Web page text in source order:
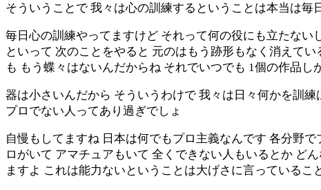
そういうことで 我々は心の訓練するということは本当は毎
毎日心の訓練やってますけど それって何の役にも立たな
といって 次のことをやると 元のはもう跡形もなく消えて
も もう蝶々はないんだからね それでいつでも 1個の作品
器は小さいんだから そういうわけで 我々は日々何かを訓
プロでない人ってあり過ぎでしょ
自慢もしてますね 日本は何でもプロ主義なんです 各分野
ロがいて アマチュアもいて 全くできない人もいるとか ど
ますよ これは能力ないということは大げさに言っているこ